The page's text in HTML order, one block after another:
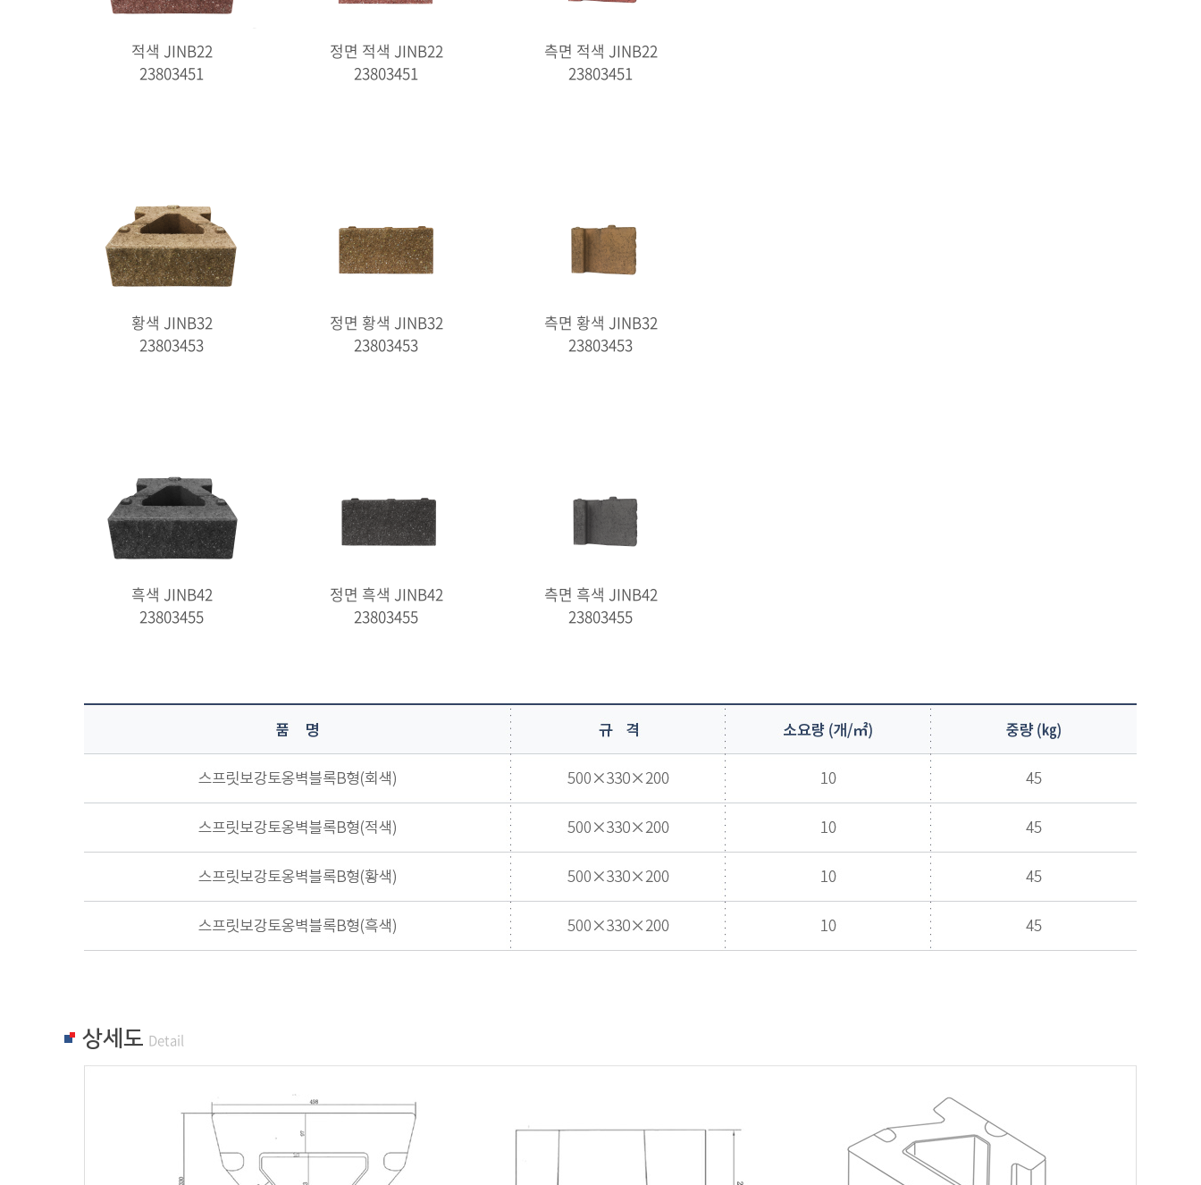
적색 JINB22
23803451
정면 적색 JINB22
23803451
측면 적색 JINB22
23803451
황색 JINB32
23803453
정면 황색 JINB32
23803453
측면 황색 JINB32
23803453
흑색 JINB42
23803455
정면 흑색 JINB42
23803455
측면 흑색 JINB42
23803455
상세도 Detail